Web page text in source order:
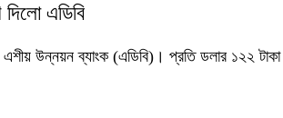
এডিবি
এশীয় উন্নয়ন ব্যাংক (এডিবি)। প্রতি ডলার ১২২